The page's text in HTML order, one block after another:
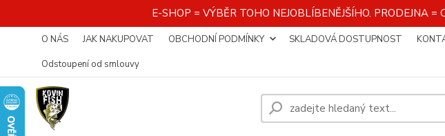
E-SHOP = VÝBĚR TOHO NEJOBLÍBENĚJŠÍHO. PRODEJNA
O NÁS JAK NAKUPOVAT OBCHODNÍ PODMÍNKY SKLADOVÁ DOSTUPNOST
Odstoupení od smlouvy